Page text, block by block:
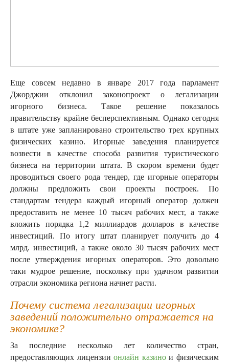
Еще совсем недавно в январе 2017 года парламент
Джорджии отклонил законопроект о легализации
игорного бизнеса. Такое решение показалось
правительству крайне бесперспективным. Однако сегодня
в штате уже запланировано строительство трех крупных
физических казино. Игорные заведения планируется
возвести в качестве способа развития туристического
бизнеса на территории штата. В скором времени будет
проводиться своего рода тендер, где игорные операторы
должны предложить свои проекты построек. По
стандартам тендера каждый игорный оператор должен
предоставить не менее 10 тысяч рабочих мест, а также
вложить порядка 1,2 миллиардов долларов в качестве
инвестиций. По итогу штат планирует получить до 4
млрд. инвестиций, а также около 30 тысяч рабочих мест
после утверждения игорных операторов. Это довольно
таки мудрое решение, поскольку при удачном развитии
отрасли экономика региона начнет расти.
Почему система легализации игорных
заведений положительно отражается на
экономике?
За последние несколько лет количество стран,
предоставляющих лицензиионлайн казинои физическим